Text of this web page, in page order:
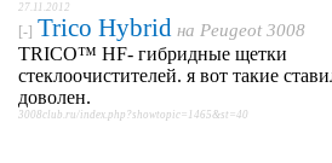
27.11.2012
[-] Trico Hybrid на Peugeot 3008
TRICO™ HF- гибридные щетки
стеклоочистителей. я вот такие
доволен.
3008club.ru/index.php?showtopic=1465&st=40